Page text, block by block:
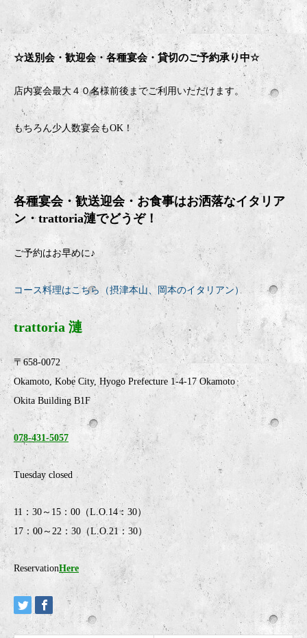
☆送別会・歓迎会・各種宴会・貸切のご予約承り中☆
店内宴会最大４０名様前後までご利用いただけます。
もちろん少人数宴会もOK ！
各種宴会・歓送迎会・お食事はお洒落なイタリア
ン・trattoria漣でどうぞ！
ご予約はお早めに♪
コース料理はこちら（摂津本山、岡本のイタリアン）
trattoria 漣
〒658-0072
Okamoto, Kobe City, Hyogo Prefecture 1-4-17 Okamoto
Okita Building B1F
078-431-5057
Tuesday closed
11：30～15：00（L.O.14：30）
17：00～22：30（L.O.21：30）
ReservationHere